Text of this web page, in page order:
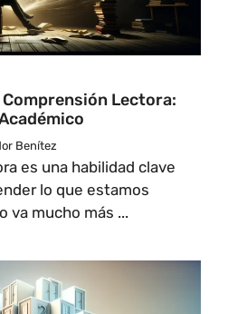
Comprensión Lectora:
Benítez
es una habilidad clave
lo que estamos
va mucho más ...